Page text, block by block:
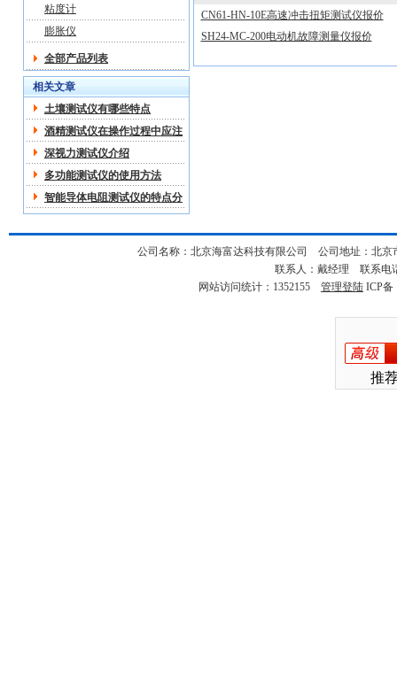
粘度计
膨胀仪
全部产品列表
相关文章
土壤测试仪有哪些特点
酒精测试仪在操作过程中应注
意哪些
深视力测试仪介绍
多功能测试仪的使用方法
智能导体电阻测试仪的特点分
析
CN61-HN-10E高速冲击扭矩测试仪报价
SH24-MC-200电动机故障测量仪报价
公司名称：北京海富达科技有限公司 公司地址：北
联系人：戴经理 联系电
网站访问统计：1352155 管理登陆 ICP备
推